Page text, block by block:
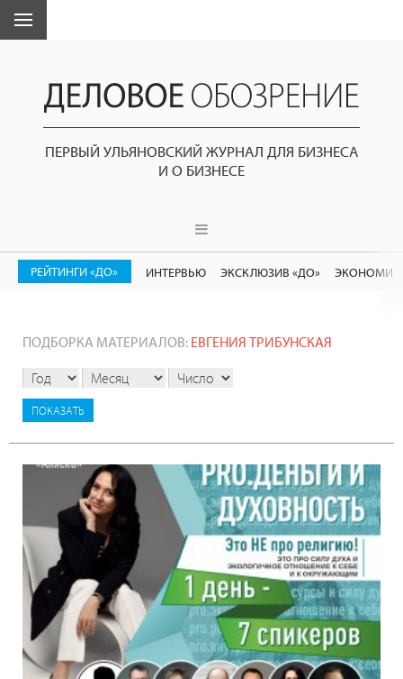
ПЕРВЫЙ УЛЬЯНОВСКИЙ ЖУРНАЛ ДЛЯ БИЗНЕСА
И О БИЗНЕСЕ
РЕЙТИНГИ «ДО» ИНТЕРВЬЮ ЭКСКЛЮЗИВ «ДО»
ПОДБОРКА МАТЕРИАЛОВ: ЕВГЕНИЯ ТРИБУНСКАЯ